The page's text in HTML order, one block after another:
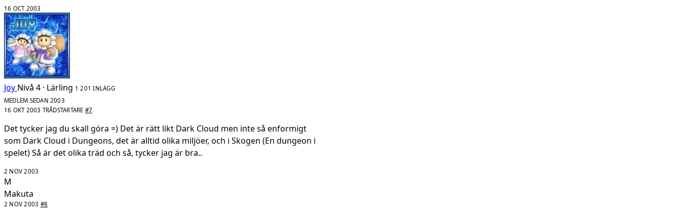
16 OCT 2003
Joy Nivå 4 · Lärling 1 201 INLÄGG
MEDLEM SEDAN 2003
16 OKT 2003 TRÅDSTARTARE #7
Det tycker jag du skall göra =) Det är rätt likt Dark Cloud men inte så enformigt
som Dark Cloud i Dungeons, det är alltid olika miljöer, och i Skogen (En dungeon i
spelet) Så är det olika träd och så, tycker jag är bra..
2 NOV 2003
M
Makuta
2 NOV 2003 #8